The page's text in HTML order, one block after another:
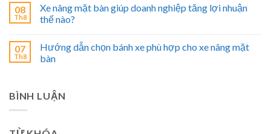
08
Th8
Xe nâng mặt bàn giúp doanh nghiệp tăng lợi nhuận
thế nào?
07
Th8
Hướng dẫn chọn bánh xe phù hợp cho xe nâng mặt
bàn
BÌNH LUẬN